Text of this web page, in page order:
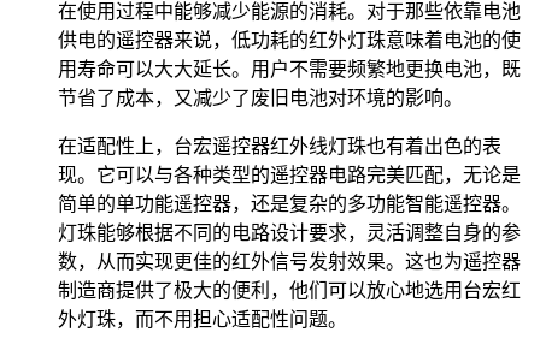
在使用过程中能够减少能源的消耗。对于那些依靠电池
供电的遥控器来说，低功耗的红外灯珠意味着电池的使
用寿命可以大大延长。用户不需要频繁地更换电池，既
节省了成本，又减少了废旧电池对环境的影响。
在适配性上，台宏遥控器红外线灯珠也有着出色的表
现。它可以与各种类型的遥控器电路完美匹配，无论是
简单的单功能遥控器，还是复杂的多功能智能遥控器。
灯珠能够根据不同的电路设计要求，灵活调整自身的参
数，从而实现更佳的红外信号发射效果。这也为遥控器
制造商提供了极大的便利，他们可以放心地选用台宏红
外灯珠，而不用担心适配性问题。